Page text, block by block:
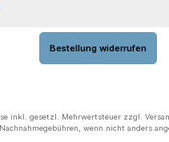
Bestellung widerrufen
inkl. gesetzl. Mehrwertsteuer zzgl.
Nachnahmegebühren, wenn nicht anders